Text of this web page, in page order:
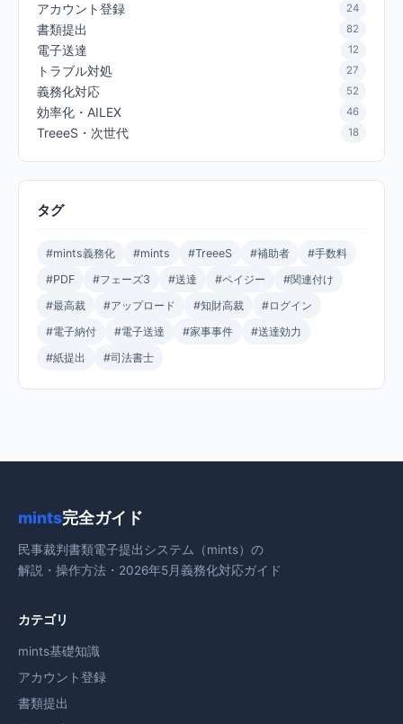
アカウント登録 24
書類提出 82
電子送達 12
トラブル対処 27
義務化対応 52
効率化・AILEX 46
TreeeS・次世代 18
タグ
#mints義務化 #mints #TreeeS #補助者
#手数料
#PDF
#フェーズ3 #送達 #ペイジー
#関連付け
#最高裁
#アップロード #知財高裁
#ログイン
#電子納付
#電子送達 #家事事件
#送達効力
#紙提出
#司法書士
mints完全ガイド
民事裁判書類電子提出システム（mints）の
解説・操作方法・2026年5月義務化対応ガイド
カテゴリ
mints基礎知識
アカウント登録
書類提出